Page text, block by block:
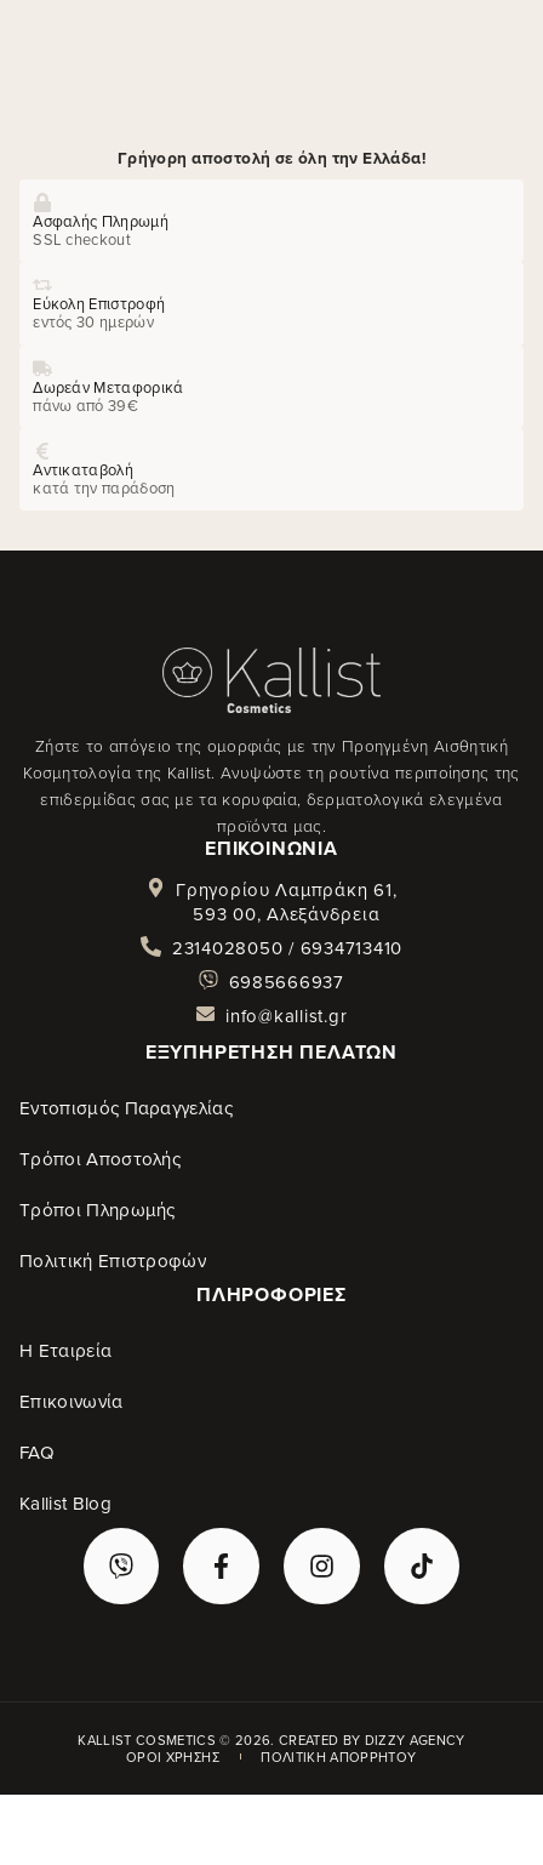
Γρήγορη αποστολή σε όλη την Ελλάδα!
Ασφαλής Πληρωμή
SSL checkout
Εύκολη Επιστροφή
εντός 30 ημερών
Δωρεάν Μεταφορικά
πάνω από 39€
Αντικαταβολή
κατά την παράδοση
Ζήστε το απόγειο της ομορφιάς με την Προηγμένη Αισθητική
Κοσμητολογία της Kallist. Ανυψώστε τη ρουτίνα περιποίησης της
επιδερμίδας σας με τα κορυφαία, δερματολογικά ελεγμένα
προϊόντα μας.
ΕΠΙΚΟΙΝΩΝΊΑ
Γρηγορίου Λαμπράκη 61,
593 00, Αλεξάνδρεια
2314028050 / 6934713410
6985666937
info@kallist.gr
ΕΞΥΠΗΡΈΤΗΣΗ ΠΕΛΑΤΏΝ
Εντοπισμός Παραγγελίας
Τρόποι Αποστολής
Τρόποι Πληρωμής
Πολιτική Επιστροφών
ΠΛΗΡΟΦΟΡΊΕΣ
Η Εταιρεία
Επικοινωνία
FAQ
Kallist Blog
KALLIST COSMETICS © 2026. CREATED BY DIZZY AGENCY
ΌΡΟΙ ΧΡΉΣΗΣ
ΠΟΛΙΤΙΚΉ ΑΠΟΡΡΉΤΟΥ